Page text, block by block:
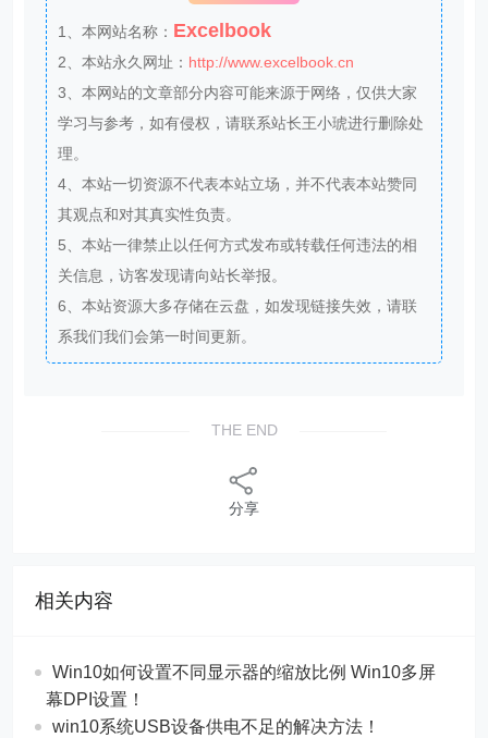
1、本网站名称： Excelbook
2、本站永久网址： http://www.excelbook.cn
3、本网站的文章部分内容可能来源于网络，仅供大家
学习与参考，如有侵权，请联系站长王小琥进行删除处
理。
4、本站一切资源不代表本站立场，并不代表本站赞同
其观点和对其真实性负责。
5、本站一律禁止以任何方式发布或转载任何违法的相
关信息，访客发现请向站长举报。
6、本站资源大多存储在云盘，如发现链接失效，请联
系我们我们会第一时间更新。
THE END
分享
相关内容
Win10如何设置不同显示器的缩放比例 Win10多屏
幕DPI设置！
win10系统USB设备供电不足的解决方法！